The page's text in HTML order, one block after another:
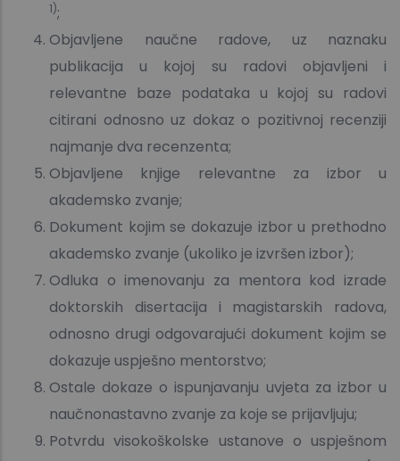
1);
Objavljene naučne radove, uz naznaku
publikacija u kojoj su radovi objavljeni i
relevantne baze podataka u kojoj su radovi
citirani odnosno uz dokaz o pozitivnoj recenziji
najmanje dva recenzenta;
Objavljene knjige relevantne za izbor u
akademsko zvanje;
Dokument kojim se dokazuje izbor u prethodno
akademsko zvanje (ukoliko je izvršen izbor);
Odluka o imenovanju za mentora kod izrade
doktorskih disertacija i magistarskih radova,
odnosno drugi odgovarajući dokument kojim se
dokazuje uspješno mentorstvo;
Ostale dokaze o ispunjavanju uvjeta za izbor u
naučnonastavno zvanje za koje se prijavljuju;
Potvrdu visokoškolske ustanove o uspješnom